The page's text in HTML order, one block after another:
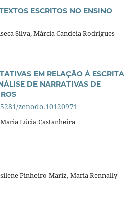
ESCRITOS NO ENSINO
Silva, Márcia Candeia Rodrigues
EM RELAÇÃO À ESCRITA
DE NARRATIVAS DE
zenodo.10120971
Lúcia Castanheira
Pinheiro-Mariz, Maria Rennally